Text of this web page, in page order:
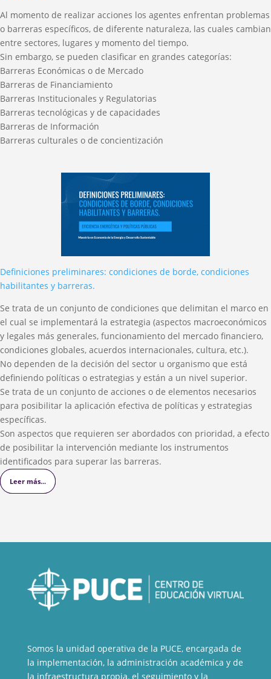
Leer más...
Al momento de realizar acciones los agentes enfrentan problemas
o barreras específicos, de diferente naturaleza, las cuales cambian
entre sectores, lugares y momento del tiempo.
Sin embargo, se pueden clasificar en grandes categorías:
Barreras Económicas o de Mercado
Barreras de Financiamiento
Barreras Institucionales y Regulatorias
Barreras tecnológicas y de capacidades
Barreras de Información
Barreras culturales o de concientización
Leer más...
Definiciones preliminares: condiciones de borde, condiciones
habilitantes y barreras.
Se trata de un conjunto de condiciones que delimitan el marco en
el cual se implementará la estrategia (aspectos macroeconómicos
y legales más generales, funcionamiento del mercado financiero,
condiciones globales, acuerdos internacionales, cultura, etc.).
No dependen de la decisión del sector u organismo que está
definiendo políticas o estrategias y están a un nivel superior.
Se trata de un conjunto de acciones o de elementos necesarios
para posibilitar la aplicación efectiva de políticas y estrategias
específicas.
Son aspectos que requieren ser abordados con prioridad, a efecto
de posibilitar la intervención mediante los instrumentos
identificados para superar las barreras.
Leer más...
Somos la unidad operativa de la PUCE, encargada de
la implementación, la administración académica y de
la infraestructura propia, el seguimiento y la